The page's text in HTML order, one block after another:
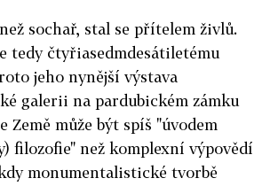
sochař, stal se přítelem živlů.
tedy čtyřiasedmdesátiletému
jeho nynější výstava
galerii na pardubickém zámku
Země může být spíš "úvodem
filozofie" než komplexní výpovědí
monumentalistické tvorbě